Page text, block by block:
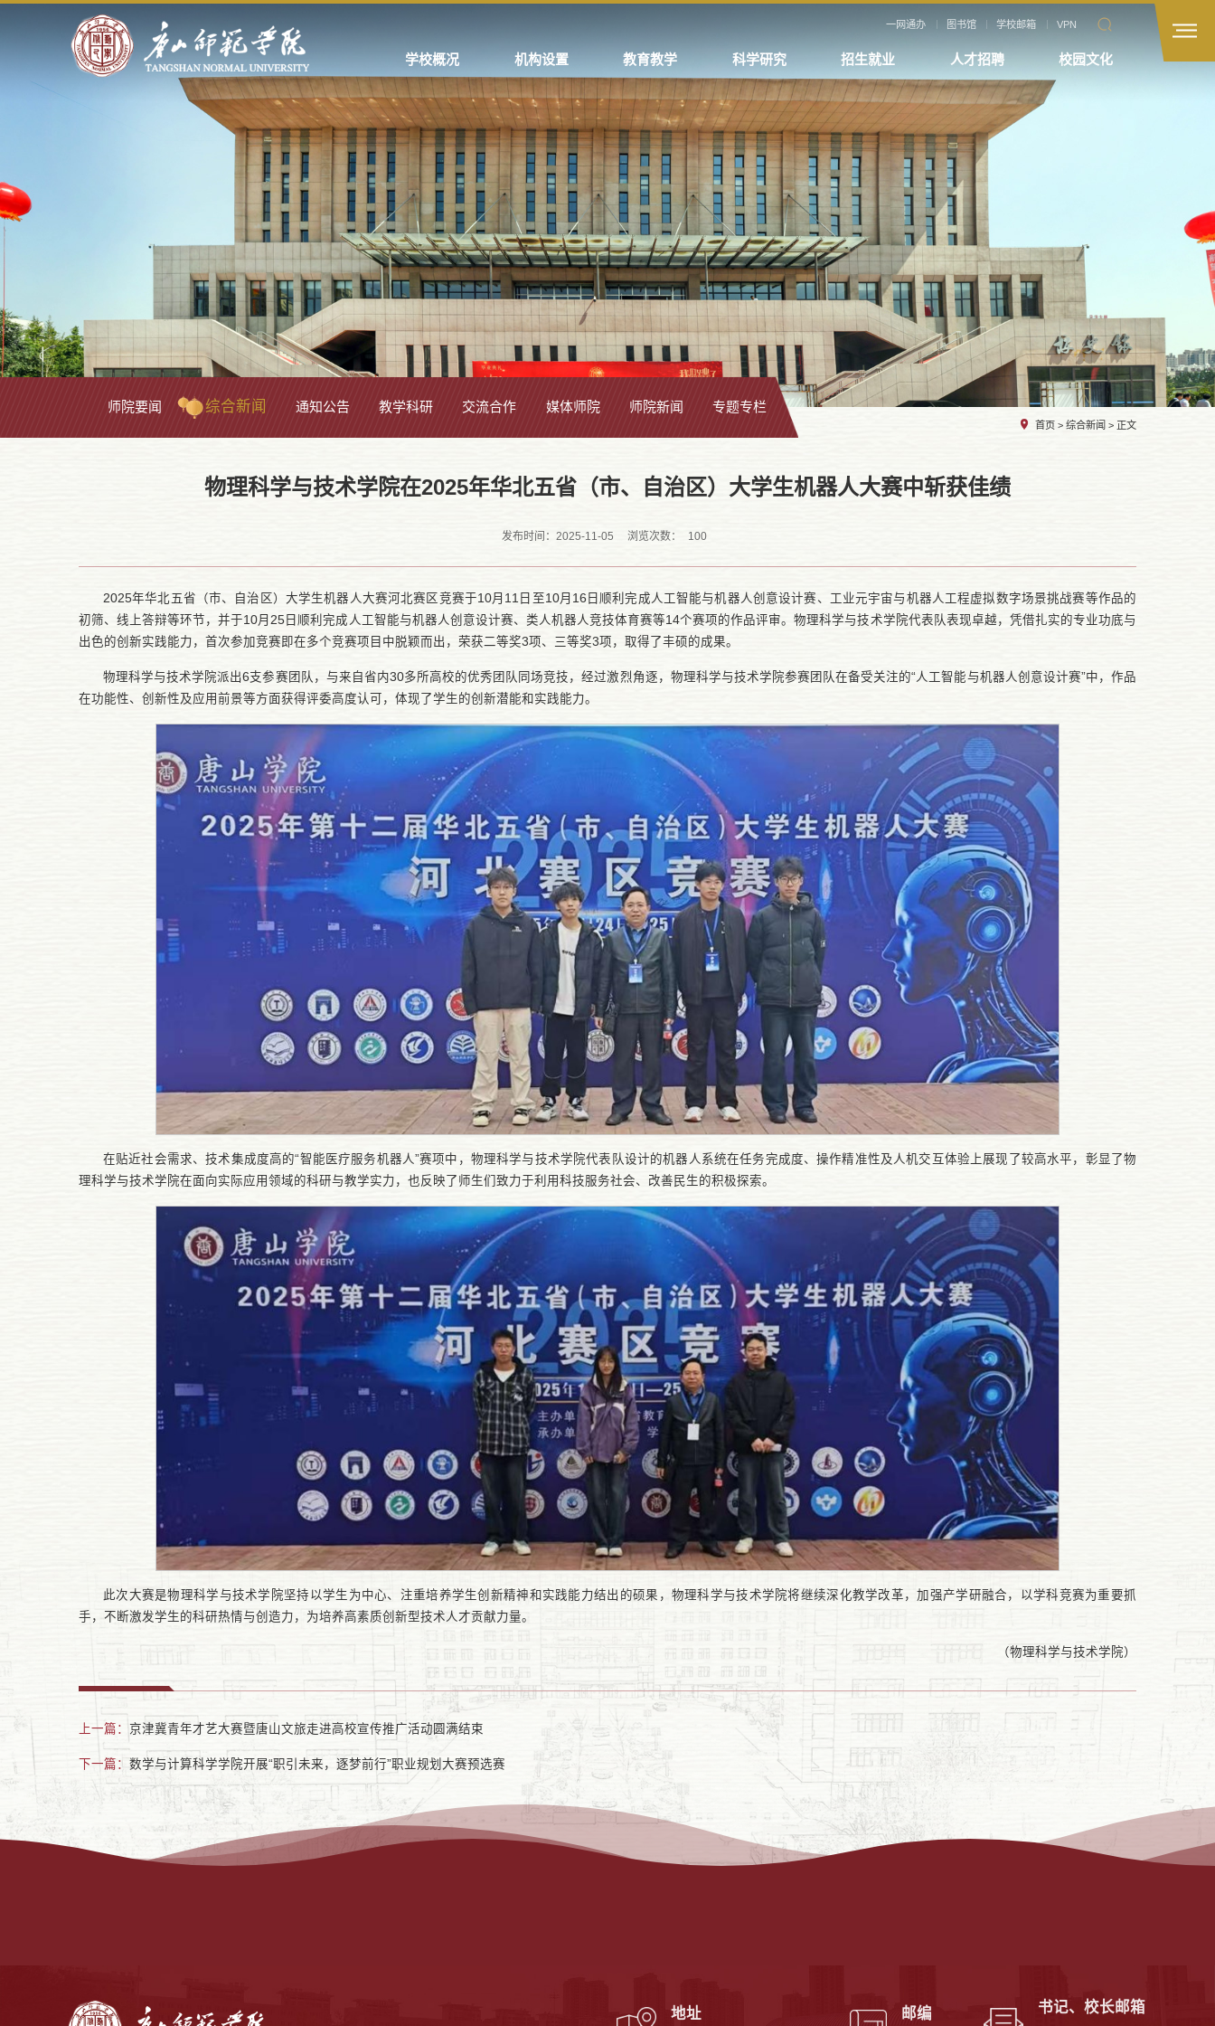
一网通办 图书馆 学校邮箱 VPN
学校概况 机构设置 教育教学 科学研究 招生就业 人才招聘 校园文化
师院要闻 综合新闻 通知公告 教学科研 交流合作 媒体师院 师院新闻 专题专栏
首页 > 综合新闻 > 正文
物理科学与技术学院在2025年华北五省（市、自治区）大学生机器人大赛中斩获佳绩
发布时间：2025-11-05 浏览次数： 100
2025年华北五省（市、自治区）大学生机器人大赛河北赛区竞赛于10月11日至10月16日顺利完成人工智能与机器人创意设计赛、工业元宇宙与机器人工程虚拟数字场景挑战赛等作品的
初筛、线上答辩等环节，并于10月25日顺利完成人工智能与机器人创意设计赛、类人机器人竞技体育赛等14个赛项的作品评审。物理科学与技术学院代表队表现卓越，凭借扎实的专业功底与
出色的创新实践能力，首次参加竞赛即在多个竞赛项目中脱颖而出，荣获二等奖3项、三等奖3项，取得了丰硕的成果。
物理科学与技术学院派出6支参赛团队，与来自省内30多所高校的优秀团队同场竞技，经过激烈角逐，物理科学与技术学院参赛团队在备受关注的“人工智能与机器人创意设计赛”中，作品
在功能性、创新性及应用前景等方面获得评委高度认可，体现了学生的创新潜能和实践能力。
在贴近社会需求、技术集成度高的“智能医疗服务机器人”赛项中，物理科学与技术学院代表队设计的机器人系统在任务完成度、操作精准性及人机交互体验上展现了较高水平，彰显了物
理科学与技术学院在面向实际应用领域的科研与教学实力，也反映了师生们致力于利用科技服务社会、改善民生的积极探索。
此次大赛是物理科学与技术学院坚持以学生为中心、注重培养学生创新精神和实践能力结出的硕果，物理科学与技术学院将继续深化教学改革，加强产学研融合，以学科竞赛为重要抓
手，不断激发学生的科研热情与创造力，为培养高素质创新型技术人才贡献力量。
（物理科学与技术学院）
上一篇： 京津冀青年才艺大赛暨唐山文旅走进高校宣传推广活动圆满结束
下一篇： 数学与计算科学学院开展“职引未来，逐梦前行”职业规划大赛预选赛
地址 邮编 书记、校长邮箱